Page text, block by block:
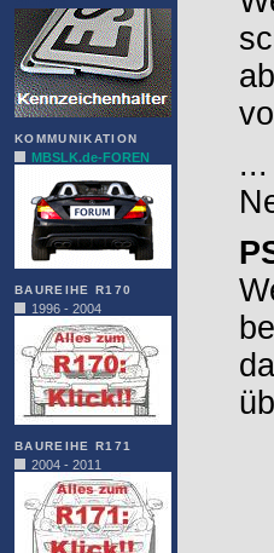
KOMMUNIKATION
MBSLK.de-FOREN
BAUREIHE R170
1996 - 2004
BAUREIHE R171
2004 - 2011